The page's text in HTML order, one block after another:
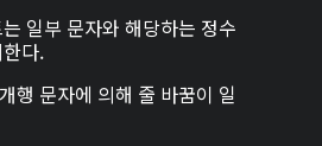
일부 문자와 해당하는 정수
다.
개행 문자에 의해 줄 바꿈이 일